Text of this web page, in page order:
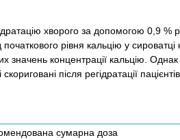
хворого за допомогою 0,9 %
рівня кальцію у сироватці
значень концентрації кальцію.
після регідратації
сумарна доза